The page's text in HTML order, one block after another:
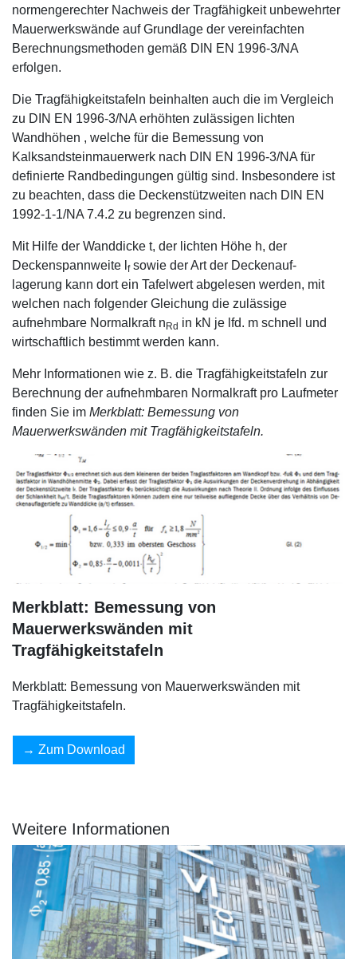
normengerechter Nachweis der Tragfähigkeit unbewehrter
Mauerwerkswände auf Grundlage der vereinfachten
Berechnungsmethoden gemäß DIN EN 1996-3/NA
erfolgen.
Die Tragfähigkeitstafeln beinhalten auch die im Vergleich
zu DIN EN 1996-3/NA erhöhten zulässigen lichten
Wandhöhen , welche für die Bemessung von
Kalksandsteinmauerwerk nach DIN EN 1996-3/NA für
definierte Randbedingungen gültig sind. Insbesondere ist
zu beachten, dass die Deckenstützweiten nach DIN EN
1992-1-1/NA 7.4.2 zu begrenzen sind.
Mit Hilfe der Wanddicke t, der lichten Höhe h, der
Deckenspannweite l fsowie der Art der Deckenauf-
lagerung kann dort ein Tafelwert abgelesen werden, mit
welchen nach folgender Gleichung die zulässige
aufnehmbare Normalkraft nRd in kN je lfd. m schnell und
wirtschaftlich bestimmt werden kann.
Mehr Informationen wie z. B. die Tragfähigkeitstafeln zur
Berechnung der aufnehmbaren Normalkraft pro Laufmeter
finden Sie im Merkblatt: Bemessung von
Mauerwerkswänden mit Tragfähigkeitstafeln.
Merkblatt: Bemessung von
Mauerwerkswänden mit
Tragfähigkeitstafeln
Merkblatt: Bemessung von Mauerwerkswänden mit
Tragfähigkeitstafeln.
Zum Download
Weitere Informationen